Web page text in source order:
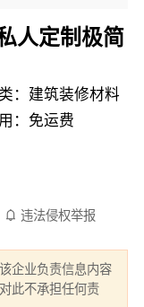
人定制极简
：建筑装修材料
：免运费
违法侵权举报
企业负责信息内容
此不承担任何责